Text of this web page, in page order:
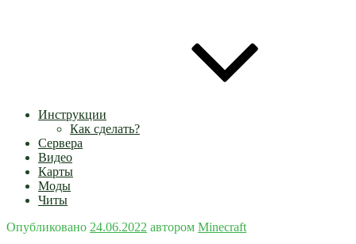
Инструкции
Как сделать?
Сервера
Видео
Карты
Моды
Читы
Опубликовано 24.06.2022 автором Minecraft